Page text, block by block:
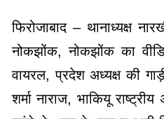
फिरोजाबाद – थानाध्यक्ष
नोकझोंक, नोकझोंक का
वायरल, प्रदेश अध्यक्ष की
शर्मा नाराज, भाकियू